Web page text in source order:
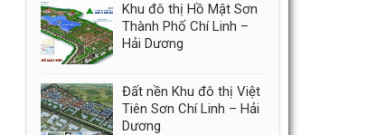
Khu đô thị Hồ Mật Sơn
Thành Phố Chí Linh –
Hải Dương
Đất nền Khu đô thị Việt
Tiên Sơn Chí Linh – Hải
Dương